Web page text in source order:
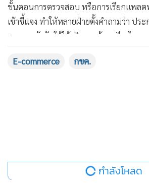
ขั้นตอนการตรวจสอบ หรือการเรียกแพลต
เข้าชี้แจง ทำให้หลายฝ่ายตั้งคำถามว่า ปร
สามารถบังคับใช้ได้จริงมากน้อยเพียงใด
สำหรับผู้ประกอบการ สิ่งที่ตลาดต้องการจึง
นอกเหนือจากปัญหาการเลือกผู้ให้บริการข
E-commerce กขค.
กำลังโหลด